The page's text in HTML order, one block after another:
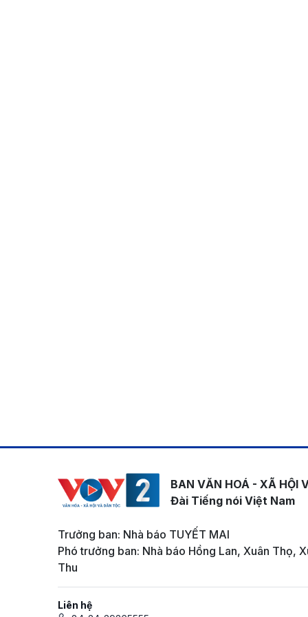
BAN VĂN HOÁ - XÃ HỘI
Đài Tiếng nói Việt Nam
Trưởng ban: Nhà báo TUYẾT MAI
Phó trưởng ban: Nhà báo Hồng Lan, Xuân Thọ,
Thu
Liên hệ